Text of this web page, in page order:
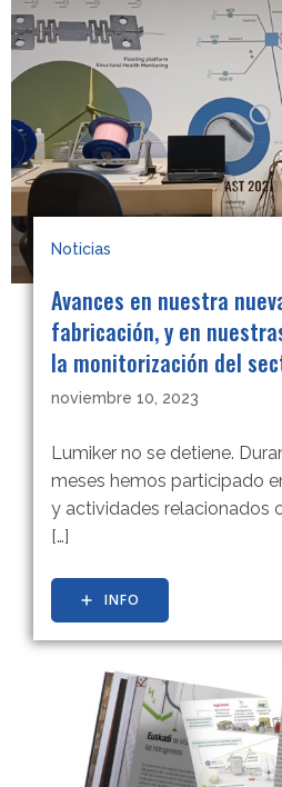
Noticias
Avances en nuestra
fabricación, y en
la monitorización del
noviembre 10, 2023
Lumiker no se detiene.
meses hemos participado
y actividades relacionados
[…]
INFO